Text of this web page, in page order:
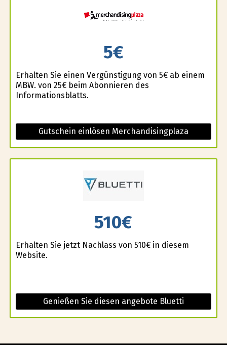
5€
Erhalten Sie einen Vergünstigung von 5€ ab einem
MBW. von 25€ beim Abonnieren des
Informationsblatts.
Gutschein einlösen Merchandisingplaza
510€
Erhalten Sie jetzt Nachlass von 510€ in diesem
Website.
Genießen Sie diesen angebote Bluetti